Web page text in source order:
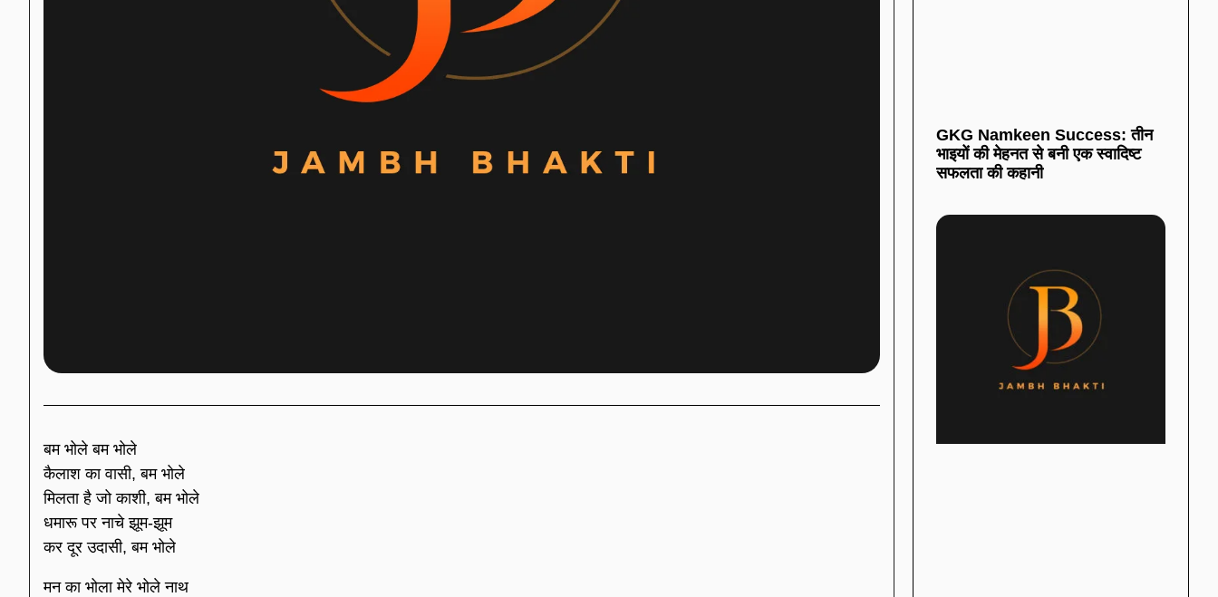
बम भोले बम भोले
कैलाश का वासी, बम भोले
मिलता है जो काशी, बम भोले
धमारू पर नाचे झूम-झूम
कर दूर उदासी, बम भोले
मन का भोला मेरे भोले नाथ
GKG Namkeen Success: तीन
भाइयों की मेहनत से बनी एक स्वादिष्ट
सफलता की कहानी